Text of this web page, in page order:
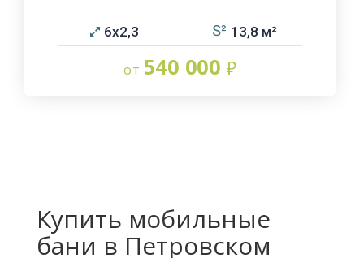
6х2,3 13,8
540 000
Купить мобильные
бани в Петровском